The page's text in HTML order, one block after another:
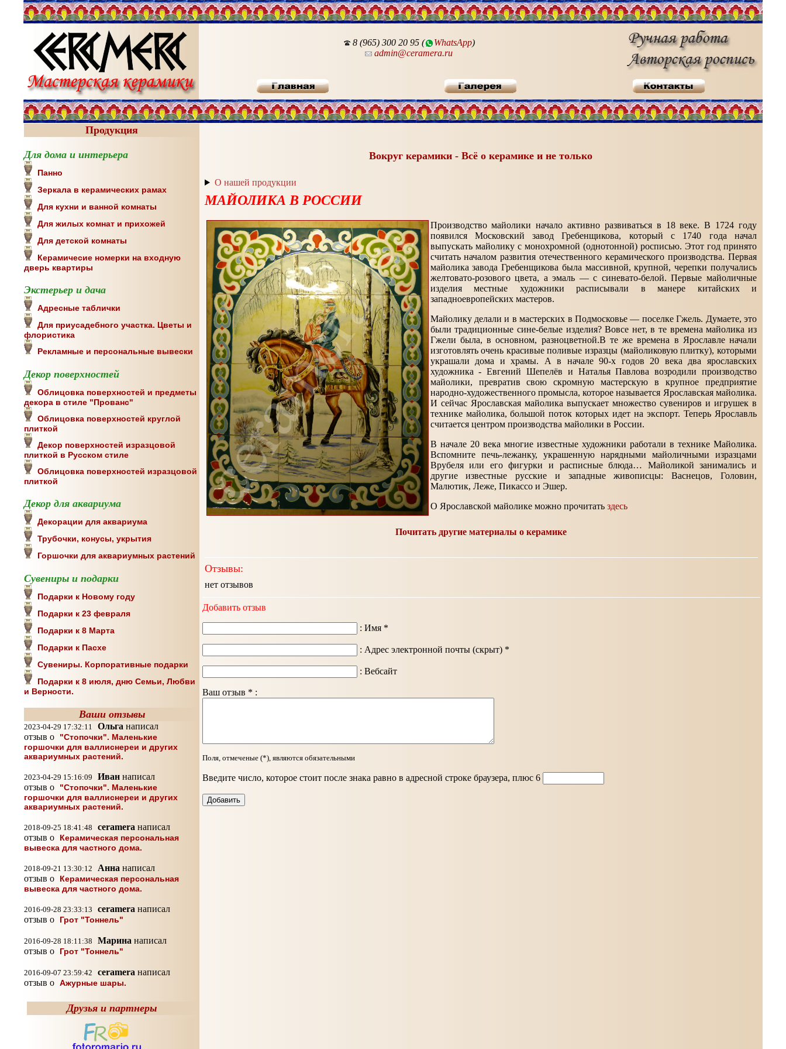
8 (965) 300 20 95 ( WhatsApp)
admin@ceramera.ru
Продукция
Для дома и интерьера
Панно
Зеркала в керамических рамах
Для кухни и ванной комнаты
Для жилых комнат и прихожей
Для детской комнаты
Керамичесие номерки на входную
дверь квартиры
Экстерьер и дача
Адресные таблички
Для приусадебного участка. Цветы и
флористика
Рекламные и персональные вывески
Декор поверхностей
Облицовка поверхностей и предметы
декора в стиле "Прованс"
Облицовка поверхностей круглой
плиткой
Декор поверхностей изразцовой
плиткой в Русском стиле
Облицовка поверхностей изразцовой
плиткой
Декор для аквариума
Декорации для аквариума
Трубочки, конусы, укрытия
Горшочки для аквариумных растений
Сувениры и подарки
Подарки к Новому году
Подарки к 23 февраля
Подарки к 8 Марта
Подарки к Пасхе
Сувениры. Корпоративные подарки
Подарки к 8 июля, дню Семьи, Любви
и Верности.
Ваши отзывы
2023-04-29 17:32:11 Ольга написал
отзыв о
"Стопочки". Маленькие
горшочки для валлиснереи и других
аквариумных растений.
2023-04-29 15:16:09 Иван написал
отзыв о
"Стопочки". Маленькие
горшочки для валлиснереи и других
аквариумных растений.
2018-09-25 18:41:48 ceramera написал
отзыв о
Керамическая персональная
вывеска для частного дома.
2018-09-21 13:30:12 Анна написал
отзыв о
Керамическая персональная
вывеска для частного дома.
2016-09-28 23:33:13 ceramera написал
отзыв о
Грот "Тоннель"
2016-09-28 18:11:38 Марина написал
отзыв о
Грот "Тоннель"
2016-09-07 23:59:42 ceramera написал
отзыв о Ажурные шары.
Друзья и партнеры
Вокруг керамики - Всё о керамике и не только
О нашей продукции
МАЙОЛИКА В РОССИИ
Производство майолики начало активно развиваться в 18 веке. В 1724 году
появился Московский завод Гребенщикова, который с 1740 года начал
выпускать майолику с монохромной (однотонной) росписью. Этот год принято
считать началом развития отечественного керамического производства. Первая
майолика завода Гребенщикова была массивной, крупной, черепки получались
желтовато-розового цвета, а эмаль — с синевато-белой. Первые майоличные
изделия местные художники расписывали в манере китайских и
западноевропейских мастеров.
Майолику делали и в мастерских в Подмосковье — поселке Гжель. Думаете, это
были традиционные сине-белые изделия? Вовсе нет, в те времена майолика из
Гжели была, в основном, разноцветной.В те же времена в Ярославле начали
изготовлять очень красивые поливые изразцы (майоликовую плитку), которыми
украшали дома и храмы. А в начале 90-х годов 20 века два ярославских
художника - Евгений Шепелёв и Наталья Павлова возродили производство
майолики, превратив свою скромную мастерскую в крупное предприятие
народно-художественного промысла, которое называется Ярославская майолика.
И сейчас Ярославская майолика выпускает множество сувениров и игрушек в
технике майолика, большой поток которых идет на экспорт. Теперь Ярославль
считается центром производства майолики в России.
В начале 20 века многие известные художники работали в технике Майолика.
Вспомните печь-лежанку, украшенную нарядными майоличными изразцами
Врубеля или его фигурки и расписные блюда… Майоликой занимались и
другие известные русские и западные живописцы: Васнецов, Головин,
Малютик, Леже, Пикассо и Эшер.
О Ярославской майолике можно прочитать здесь
Почитать другие материалы о керамике
Отзывы:
нет отзывов
Добавить отзыв
: Имя *
: Адрес электронной почты (скрыт) *
: Вебсайт
Ваш отзыв * :
Поля, отмеченые (*), являются обязательными
Введите число, которое стоит после знака равно в адресной строке браузера, плюс 6